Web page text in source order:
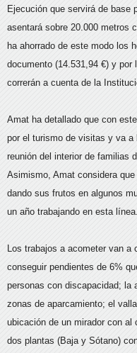
Ejecución que servirá de base
asentará sobre 20.000 metros
ha ahorrado de este modo los
documento (14.531,94 €) y por
correrán a cuenta de la
Amat ha detallado que con
por el turismo de visitas y va a
reunión del interior de familias
Asimismo, Amat considera
dando sus frutos en algunos
un año trabajando en esta línea.
Los trabajos a acometer van a
conseguir pendientes de 6%
personas con discapacidad; la
zonas de aparcamiento; el
ubicación de un mirador con al
dos plantas (Baja y Sótano)